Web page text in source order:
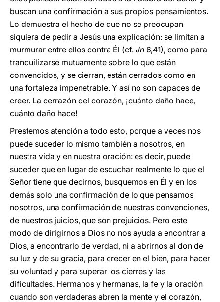
buscan una confirmación a sus propios pensamientos.
Lo demuestra el hecho de que no se preocupan
siquiera de pedir a Jesús una explicación: se limitan a
murmurar entre ellos contra Él (cf. Jn 6,41), como para
tranquilizarse mutuamente sobre lo que están
convencidos, y se cierran, están cerrados como en
una fortaleza impenetrable. Y así no son capaces de
creer. La cerrazón del corazón, ¡cuánto daño hace,
cuánto daño hace!
Prestemos atención a todo esto, porque a veces nos
puede suceder lo mismo también a nosotros, en
nuestra vida y en nuestra oración: es decir, puede
suceder que en lugar de escuchar realmente lo que el
Señor tiene que decirnos, busquemos en Él y en los
demás solo una confirmación de lo que pensamos
nosotros, una confirmación de nuestras convenciones,
de nuestros juicios, que son prejuicios. Pero este
modo de dirigirnos a Dios no nos ayuda a encontrar a
Dios, a encontrarlo de verdad, ni a abrirnos al don de
su luz y de su gracia, para crecer en el bien, para hacer
su voluntad y para superar los cierres y las
dificultades. Hermanos y hermanas, la fe y la oración
cuando son verdaderas abren la mente y el corazón,